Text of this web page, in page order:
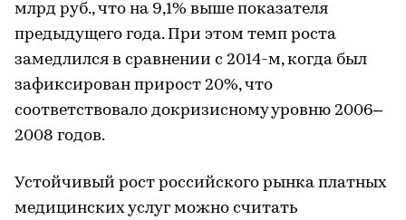
млрд руб., что на 9,1% выше показателя
предыдущего года. При этом темп роста
замедлился в сравнении с 2014-м, когда был
зафиксирован прирост 20%, что
соответствовало докризисному уровню 2006–
2008 годов.
Устойчивый рост российского рынка платных
медицинских услуг можно считать